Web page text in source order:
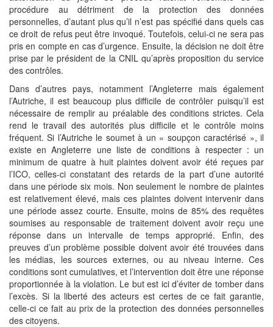
procédure au détriment de la protection des données
personnelles, d’autant plus qu’il n’est pas spécifié dans quels cas
ce droit de refus peut être invoqué. Toutefois, celui-ci ne sera pas
pris en compte en cas d’urgence. Ensuite, la décision ne doit être
prise par le président de la CNIL qu’après proposition du service
des contrôles.
Dans d’autres pays, notamment l’Angleterre mais également
l’Autriche, il est beaucoup plus difficile de contrôler puisqu’il est
nécessaire de remplir au préalable des conditions strictes. Cela
rend le travail des autorités plus difficile et le contrôle moins
fréquent. Si l’Autriche le soumet à un « soupçon caractérisé », il
existe en Angleterre une liste de conditions à respecter : un
minimum de quatre à huit plaintes doivent avoir été reçues par
l’ICO, celles-ci constatant des retards de la part d’une autorité
dans une période six mois. Non seulement le nombre de plaintes
est relativement élevé, mais ces plaintes doivent intervenir dans
une période assez courte. Ensuite, moins de 85% des requêtes
soumises au responsable de traitement doivent avoir reçu une
réponse dans un intervalle de temps approprié. Enfin, des
preuves d’un problème possible doivent avoir été trouvées dans
les médias, les sources externes, ou au niveau interne. Ces
conditions sont cumulatives, et l’intervention doit être une réponse
proportionnée à la violation. Le but est ici d’éviter de tomber dans
l’excès. Si la liberté des acteurs est certes de ce fait garantie,
celle-ci ce fait au prix de la protection des données personnelles
des citoyens.